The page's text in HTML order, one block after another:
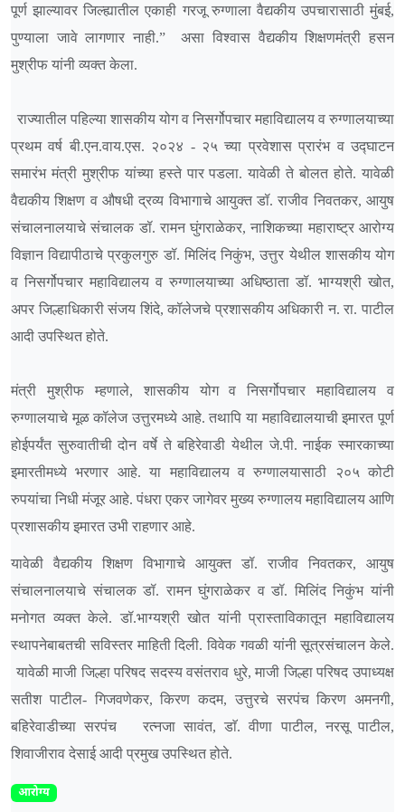
पूर्ण झाल्यावर जिल्ह्यातील एकाही गरजू रुग्णाला वैद्यकीय उपचारासाठी मुंबई,
पुण्याला जावे लागणार नाही.” असा विश्वास वैद्यकीय शिक्षणमंत्री हसन
मुश्रीफ यांनी व्यक्त केला.
राज्यातील पहिल्या शासकीय योग व निसर्गोपचार महाविद्यालय व रुग्णालयाच्या
प्रथम वर्ष बी.एन.वाय.एस. २०२४ - २५ च्या प्रवेशास प्रारंभ व उद्घाटन
समारंभ मंत्री मुश्रीफ यांच्या हस्ते पार पडला. यावेळी ते बोलत होते. यावेळी
वैद्यकीय शिक्षण व औषधी द्रव्य विभागाचे आयुक्त डॉ. राजीव निवतकर, आयुष
संचालनालयाचे संचालक डॉ. रामन घुंगराळेकर, नाशिकच्या महाराष्ट्र आरोग्य
विज्ञान विद्यापीठाचे प्रकुलगुरु डॉ. मिलिंद निकुंभ, उत्तुर येथील शासकीय योग
व निसर्गोपचार महाविद्यालय व रुग्णालयाच्या अधिष्ठाता डॉ. भाग्यश्री खोत,
अपर जिल्हाधिकारी संजय शिंदे, कॉलेजचे प्रशासकीय अधिकारी न. रा. पाटील
आदी उपस्थित होते.
मंत्री मुश्रीफ म्हणाले, शासकीय योग व निसर्गोपचार महाविद्यालय व
रुग्णालयाचे मूळ कॉलेज उत्तुरमध्ये आहे. तथापि या महाविद्यालयाची इमारत पूर्ण
होईपर्यंत सुरुवातीची दोन वर्षे ते बहिरेवाडी येथील जे.पी. नाईक स्मारकाच्या
इमारतीमध्ये भरणार आहे. या महाविद्यालय व रुग्णालयासाठी २०५ कोटी
रुपयांचा निधी मंजूर आहे. पंधरा एकर जागेवर मुख्य रुग्णालय महाविद्यालय आणि
प्रशासकीय इमारत उभी राहणार आहे.
यावेळी वैद्यकीय शिक्षण विभागाचे आयुक्त डॉ. राजीव निवतकर, आयुष
संचालनालयाचे संचालक डॉ. रामन घुंगराळेकर व डॉ. मिलिंद निकुंभ यांनी
मनोगत व्यक्त केले. डॉ.भाग्यश्री खोत यांनी प्रास्ताविकातून महाविद्यालय
स्थापनेबाबतची सविस्तर माहिती दिली. विवेक गवळी यांनी सूत्रसंचालन केले.
यावेळी माजी जिल्हा परिषद सदस्य वसंतराव धुरे, माजी जिल्हा परिषद उपाध्यक्ष
सतीश पाटील- गिजवणेकर, किरण कदम, उत्तुरचे सरपंच किरण अमनगी,
बहिरेवाडीच्या सरपंच
रत्नजा सावंत, डाॅ. वीणा पाटील, नरसू पाटील,
शिवाजीराव देसाई आदी प्रमुख उपस्थित होते.
आरोग्य